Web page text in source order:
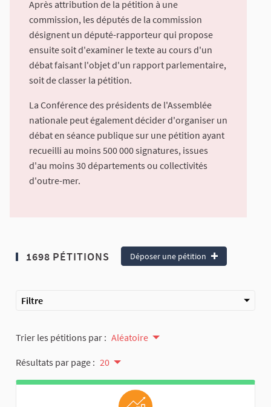
Après attribution de la pétition à une
commission, les députés de la commission
désignent un député-rapporteur qui propose
ensuite soit d'examiner le texte au cours d'un
débat faisant l'objet d'un rapport parlementaire,
soit de classer la pétition.
La Conférence des présidents de l'Assemblée
nationale peut également décider d'organiser un
débat en séance publique sur une pétition ayant
recueilli au moins 500 000 signatures, issues
d'au moins 30 départements ou collectivités
d'outre-mer.
1698 PÉTITIONS Déposer une pétition
Filtre
Trier les pétitions par : Aléatoire
Résultats par page : 20